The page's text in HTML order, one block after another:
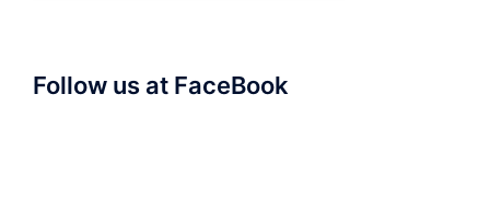
Follow us at FaceBook